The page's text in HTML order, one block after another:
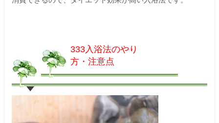
333入浴法のやり
方・注意点